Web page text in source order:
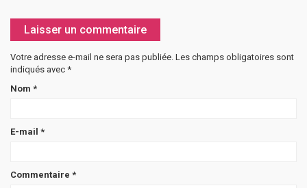
Laisser un commentaire
Votre adresse e-mail ne sera pas publiée. Les champs obligatoires sont
indiqués avec *
Nom *
E-mail *
Commentaire *